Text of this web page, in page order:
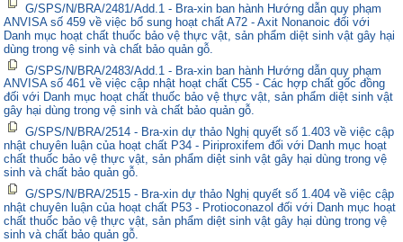
G/SPS/N/BRA/2481/Add.1 - Bra-xin ban hành Hướng dẫn quy phạm
ANVISA số 459 về việc bổ sung hoạt chất A72 - Axit Nonanoic đối với
Danh mục hoạt chất thuốc bảo vệ thực vật, sản phẩm diệt sinh vật gây hại
dùng trong vệ sinh và chất bảo quản gỗ.
G/SPS/N/BRA/2483/Add.1 - Bra-xin ban hành Hướng dẫn quy phạm
ANVISA số 461 về việc cập nhật hoạt chất C55 - Các hợp chất gốc đồng
đối với Danh mục hoạt chất thuốc bảo vệ thực vật, sản phẩm diệt sinh vật
gây hại dùng trong vệ sinh và chất bảo quản gỗ.
G/SPS/N/BRA/2514 - Bra-xin dự thảo Nghị quyết số 1.403 về việc cập
nhật chuyên luận của hoạt chất P34 - Piriproxifem đối với Danh mục hoạt
chất thuốc bảo vệ thực vật, sản phẩm diệt sinh vật gây hại dùng trong vệ
sinh và chất bảo quản gỗ.
G/SPS/N/BRA/2515 - Bra-xin dự thảo Nghị quyết số 1.404 về việc cập
nhật chuyên luận của hoạt chất P53 - Protioconazol đối với Danh mục hoạt
chất thuốc bảo vệ thực vật, sản phẩm diệt sinh vật gây hại dùng trong vệ
sinh và chất bảo quản gỗ.